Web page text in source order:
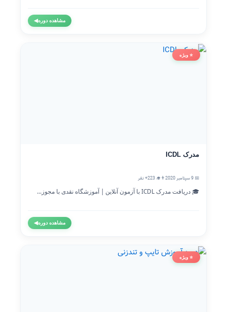
مشاهده دوره◀
⭐ ویژه
مدرک ICDL
📅 9 سپتامبر 2020
👨‍🎓 223+ نفر
🎓 دریافت مدرک ICDL با آزمون آنلاین | آموزشگاه نقدی با مجوز...
مشاهده دوره◀
⭐ ویژه